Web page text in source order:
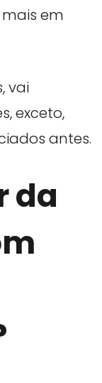
em
vai
exceto,
antes.
da